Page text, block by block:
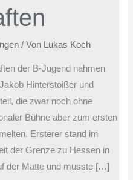
/ Von Lukas Koch
der B-Jugend nahmen
Hinterstoißer und
die zwar noch ohne
Bühne aber zum ersten
Ersterer stand im
der Grenze zu Hessen in
der Matte und musste […]